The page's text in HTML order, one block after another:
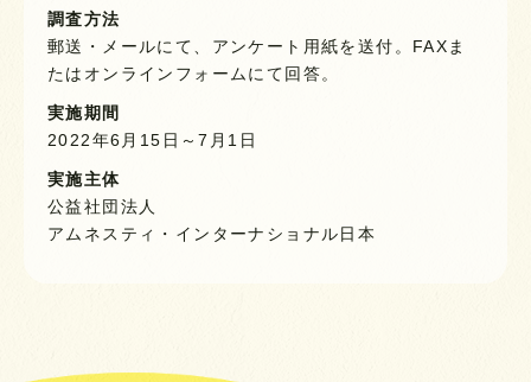
調査方法
郵送・メールにて、アンケート用紙を送付。FAXま
たはオンラインフォームにて回答。
実施期間
2022年6月15日～7月1日
実施主体
公益社団法人
アムネスティ・インターナショナル日本